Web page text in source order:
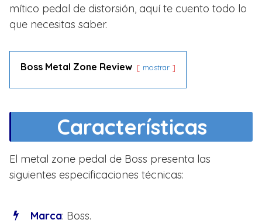
mítico pedal de distorsión, aquí te cuento todo lo
que necesitas saber.
Boss Metal Zone Review mostrar
Características
El metal zone pedal de Boss presenta las
siguientes especificaciones técnicas:
Marca: Boss.